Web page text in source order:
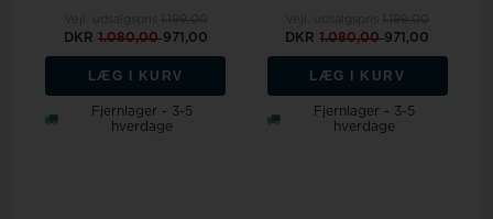
DKR 1.080,00971,00
LÆG I KURV
Fjernlager - 3-5
hverdage
DKR1.080,00971,00
LÆG I KURV
Fjernlager - 3-5
hverdage